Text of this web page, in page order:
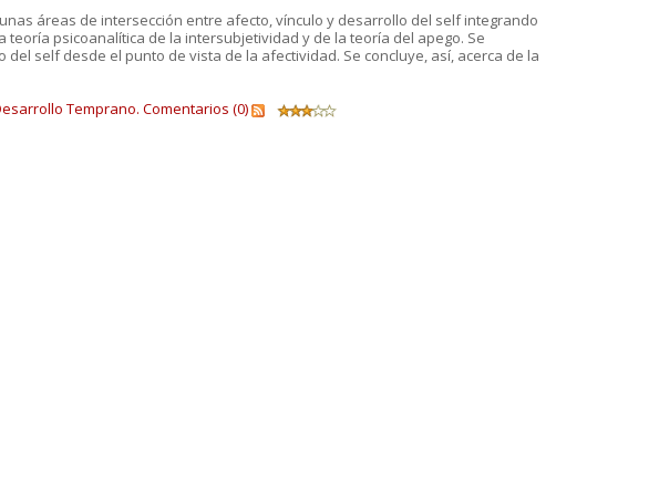
áreas de intersección entre afecto, vínculo y desarrollo del self integrando
psicoanalítica de la intersubjetividad y de la teoría del apego. Se
self desde el punto de vista de la afectividad. Se concluye, así, acerca de la
Temprano. Comentarios (0)